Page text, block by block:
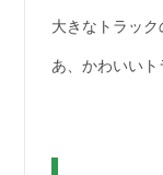
大きなトラッ
あ、かわいいト